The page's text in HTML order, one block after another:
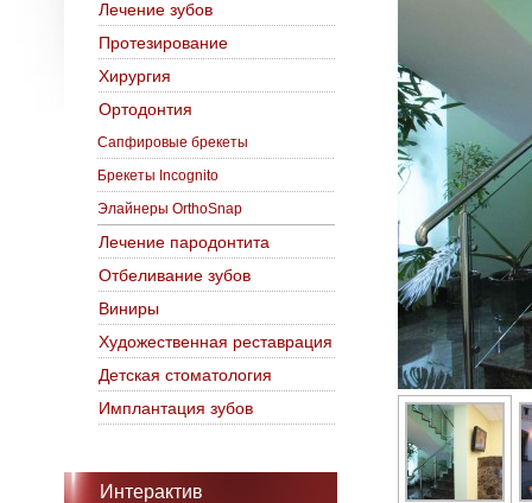
Лечение зубов
Протезирование
Хирургия
Ортодонтия
Сапфировые брекеты
Брекеты Incognito
Элайнеры OrthoSnap
Лечение пародонтита
Отбеливание зубов
Виниры
Художественная реставрация
Детская стоматология
Имплантация зубов
Интерактив